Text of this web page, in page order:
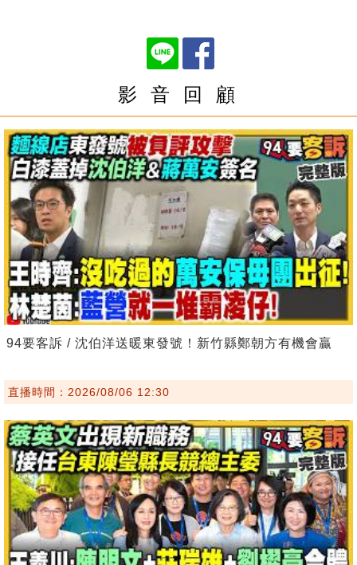
影 音 回 顧
94要客訴 / 沈伯洋送暖東發號！新竹縣鄭朝方有機會贏
直播時間：2026/08/06 12:30